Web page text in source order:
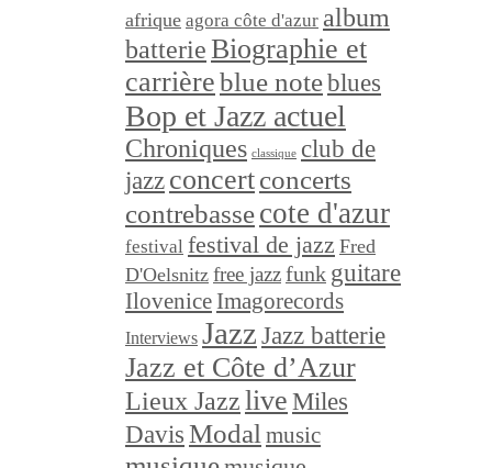
afrique agora côte d'azur album
batterieBiographie et
carrièreblue noteblues
Bop et Jazz actuel
Chroniques classique club de
jazz concertconcerts
contrebassecote d'azur
festival festival de jazz Fred
D'Oelsnitz free jazzfunk guitare
Ilovenice Imagorecords
Interviews Jazz Jazz batterie
Jazz et Côte d’Azur
Lieux Jazzlive Miles
Davis Modal music